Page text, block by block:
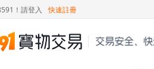
！ 請登入 快速註冊